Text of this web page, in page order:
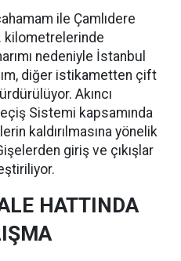
ile Çamlıdere
kilometrelerinde
nedeniyle İstanbul
diğer istikametten çift
Akıncı
Sistemi kapsamında
kaldırılmasına yönelik
giriş ve çıkışlar
HATTINDA